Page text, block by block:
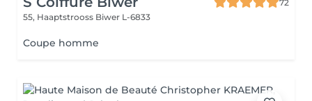
72
55, Haaptstrooss Biwer L-6833
Coupe homme